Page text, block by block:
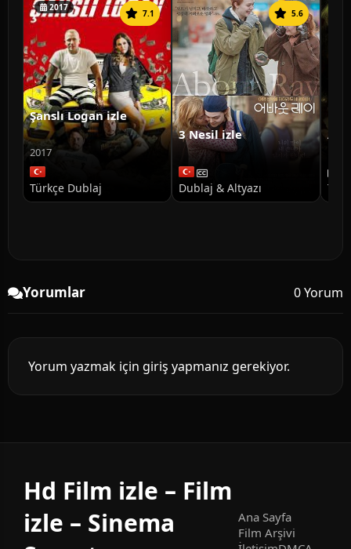
2017
7.1
Şanslı Logan izle
2017
Türkçe Dublaj
5.6
3 Nesil izle
Dublaj & Altyazı
Yorumlar 0 Yorum
Yorum yazmak için giriş yapmanız gerekiyor.
Hd Film izle – Film
izle – Sinema
Ana Sayfa
Film Arşivi